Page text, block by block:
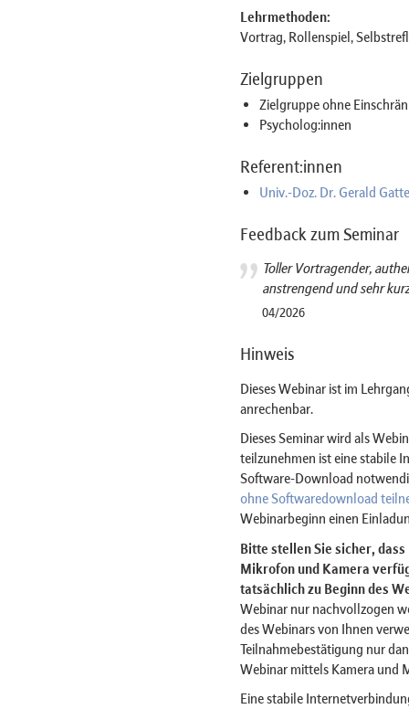
Lehrmethoden:
Vortrag, Rollenspiel,
Zielgruppen
Zielgruppe ohne
Psycholog:innen
Referent:innen
Univ.-Doz. Dr. Gerald
Feedback zum Seminar
Toller Vortragender,
anstrengend und sehr
04/2026
Hinweis
Dieses Webinar ist im
anrechenbar.
Dieses Seminar wird als
teilzunehmen ist eine stabile
Software-Download
ohne Softwaredownload
Webinarbeginn einen
Bitte stellen Sie sicher,
Mikrofon und Kamera
tatsächlich zu Beginn des
Webinar nur nachvollzogen
des Webinars von Ihnen
Teilnahmebestätigung nur
Webinar mittels Kamera und
Eine stabile